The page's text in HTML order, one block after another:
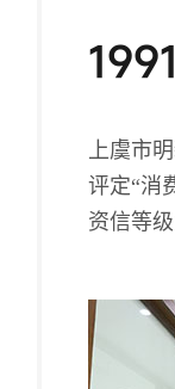
上虞市
评定“消
资信等级